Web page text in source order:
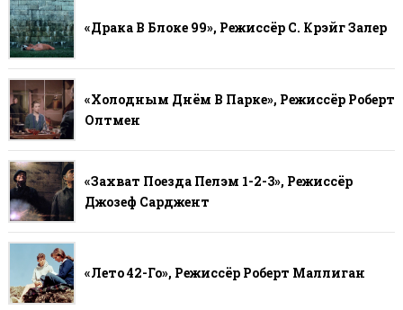
«Драка В Блоке 99», Режиссёр С. Крэйг Залер
«Холодным Днём В Парке», Режиссёр Роберт
Олтмен
«Захват Поезда Пелэм 1-2-3», Режиссёр
Джозеф Сарджент
«Лето 42-Го», Режиссёр Роберт Маллиган